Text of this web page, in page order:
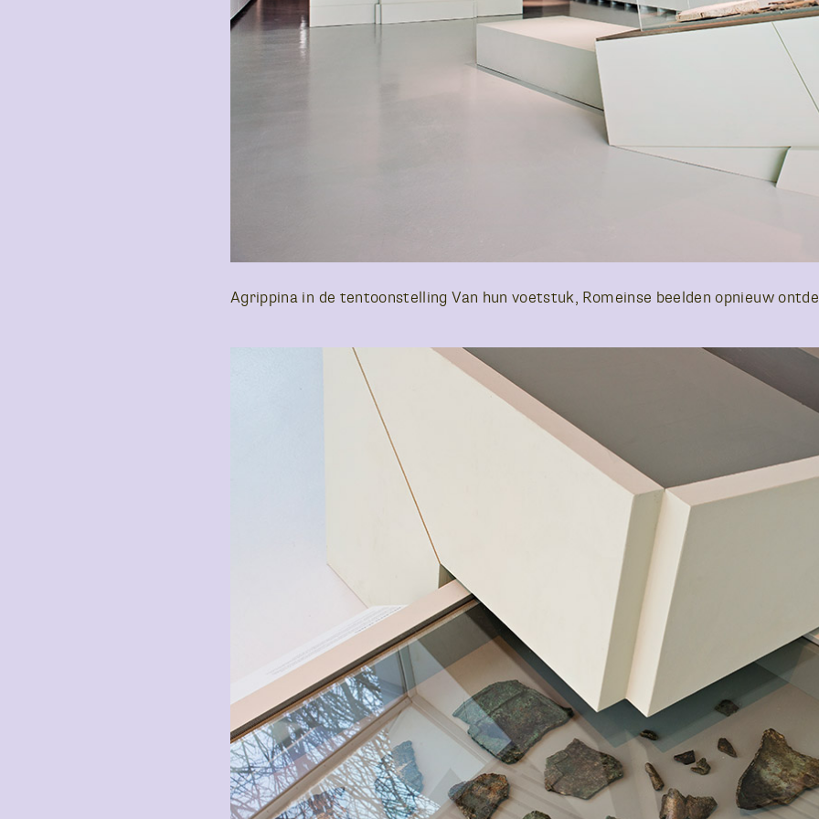
Agrippina in de tentoonstelling Van hun voetstuk, Romeinse beelden opnieuw